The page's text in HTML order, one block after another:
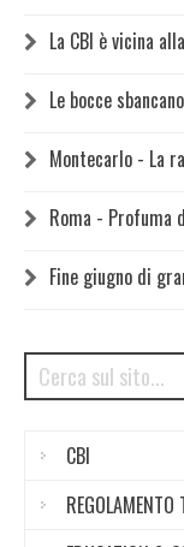
La CBI è vicina
Le bocce
Montecarlo - La
Roma - Profuma
Fine giugno di
CBI
REGOLAMENTO